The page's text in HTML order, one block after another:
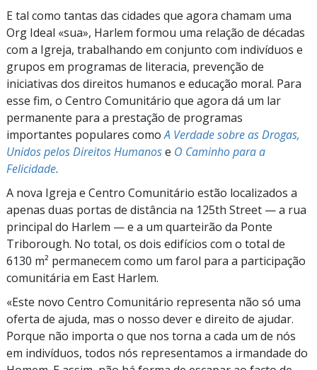
E tal como tantas das cidades que agora chamam uma
Org Ideal «sua», Harlem formou uma relação de décadas
com a Igreja, trabalhando em conjunto com indivíduos e
grupos em programas de literacia, prevenção de
iniciativas dos direitos humanos e educação moral. Para
esse fim, o Centro Comunitário que agora dá um lar
permanente para a prestação de programas
importantes populares comoA Verdade sobre as Drogas,
Unidos pelos Direitos Humanose O Caminho para a
Felicidade.
A nova Igreja e Centro Comunitário estão localizados a
apenas duas portas de distância na 125th Street — a rua
principal do Harlem — e a um quarteirão da Ponte
Triborough. No total, os dois edifícios com o total de
6130 m² permanecem como um farol para a participação
comunitária em East Harlem.
«Este novo Centro Comunitário representa não só uma
oferta de ajuda, mas o nosso dever e direito de ajudar.
Porque não importa o que nos torna a cada um de nós
em indivíduos, todos nós representamos a irmandade do